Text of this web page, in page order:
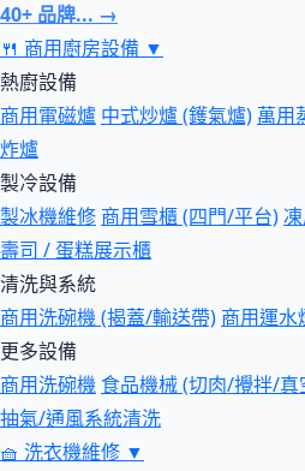
40+ 品牌... →
🍴 商用廚房設備 ▼
熱廚設備
商用電磁爐 中式炒爐 (鑊氣爐) 萬用
炸爐
製冷設備
製冰機維修 商用雪櫃 (四門/平台)
壽司 / 蛋糕展示櫃
清洗與系統
商用洗碗機 (揭蓋/輸送帶) 商用運水
更多設備
商用洗碗機 食品機械 (切肉/攪拌/真
抽氣/通風系統清洗
🧺 洗衣機維修 ▼